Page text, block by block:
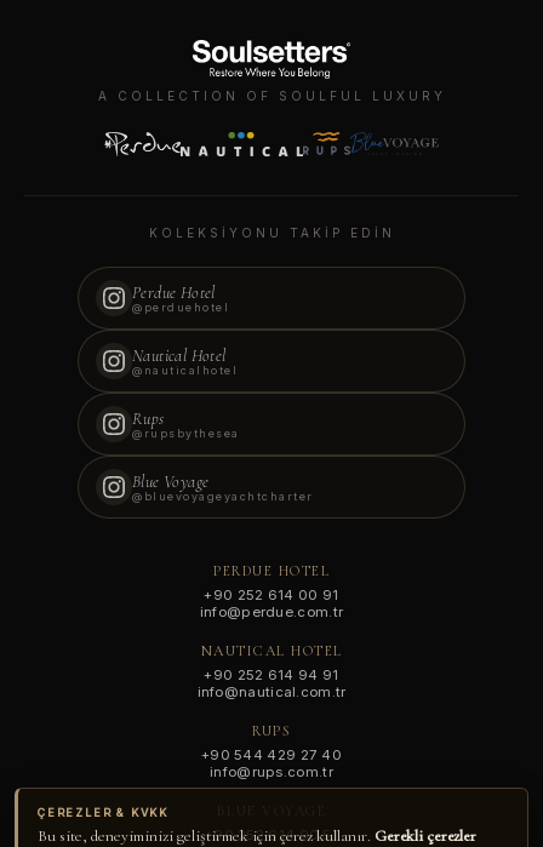
KONAKLAMANIZI AYIRTIN
ÇIKIŞ
€0.00
◆
Ödeme onaylandığında, rezervasyon belgenizi e-posta
ile göndereceğiz.
GÜVENLI ÖDEME · SSL · 3-D SECURE
ÖDEMEYE DEVAM EDIN ·
A COLLECTION OF SOULFUL LUXURY
KOLEKSIYONU TAKIP EDIN
Perdue Hotel
@perduehotel
Nautical Hotel
@nauticalhotel
Rups
@rupsbythesea
Blue Voyage
@bluevoyageyachtcharter
PERDUE HOTEL
+90 252 614 00 91
info@perdue.com.tr
NAUTICAL HOTEL
+90 252 614 94 91
info@nautical.com.tr
RUPS
+90 544 429 27 40
info@rups.com.tr
+90 252 614 00 51
ÇEREZLER & KVKK
Bu site, deneyiminizi geliştirmek için çerez kullanır. Gerekli çerezler